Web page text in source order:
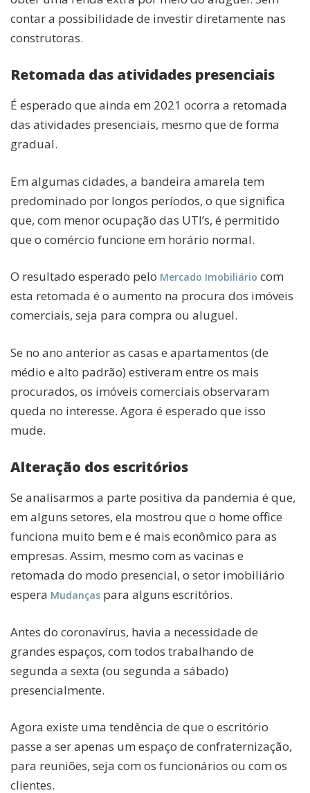
contar a possibilidade de investir diretamente nas
construtoras.
Retomada das atividades presenciais
É esperado que ainda em 2021 ocorra a retomada
das atividades presenciais, mesmo que de forma
gradual.
Em algumas cidades, a bandeira amarela tem
predominado por longos períodos, o que significa
que, com menor ocupação das UTI’s, é permitido
que o comércio funcione em horário normal.
O resultado esperado pelo Mercado Imobiliário com
esta retomada é o aumento na procura dos imóveis
comerciais, seja para compra ou aluguel.
Se no ano anterior as casas e apartamentos (de
médio e alto padrão) estiveram entre os mais
procurados, os imóveis comerciais observaram
queda no interesse. Agora é esperado que isso
mude.
Alteração dos escritórios
Se analisarmos a parte positiva da pandemia é que,
em alguns setores, ela mostrou que o home office
funciona muito bem e é mais econômico para as
empresas. Assim, mesmo com as vacinas e
retomada do modo presencial, o setor imobiliário
espera Mudanças para alguns escritórios.
Antes do coronavírus, havia a necessidade de
grandes espaços, com todos trabalhando de
segunda a sexta (ou segunda a sábado)
presencialmente.
Agora existe uma tendência de que o escritório
passe a ser apenas um espaço de confraternização,
para reuniões, seja com os funcionários ou com os
clientes.